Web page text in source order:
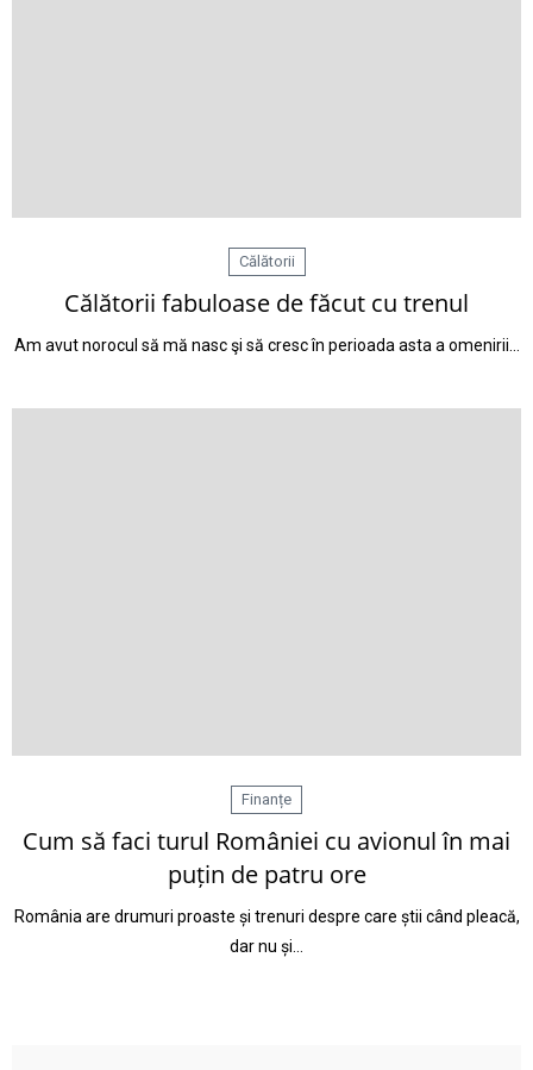
Călătorii
Călătorii fabuloase de făcut cu trenul
Am avut norocul să mă nasc şi să cresc în perioada asta a omenirii…
Finanțe
Cum să faci turul României cu avionul în mai
puțin de patru ore
România are drumuri proaste și trenuri despre care știi când pleacă,
dar nu și…